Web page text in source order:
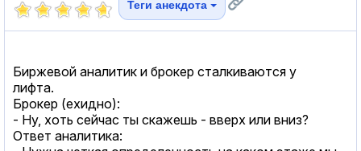
Теги анекдота
Биржевой аналитик и брокер сталкиваются у
лифта.
Брокер (ехидно):
- Ну, хоть сейчас ты скажешь - вверх или вниз?
Ответ аналитика: